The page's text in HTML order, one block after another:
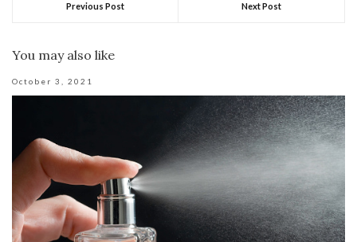
Previous Post Next Post
You may also like
October 3, 2021